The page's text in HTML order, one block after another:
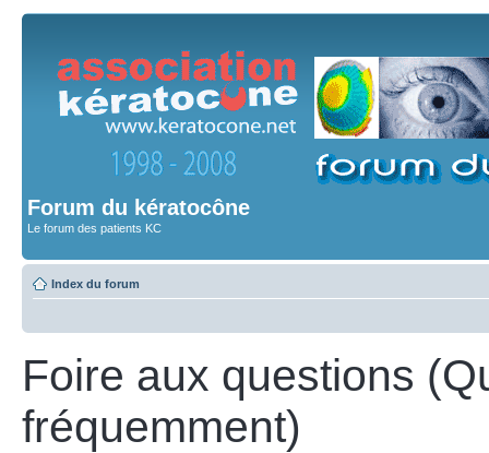
Forum du kératocône
Le forum des patients KC
Index du forum
Foire aux questions
fréquemment)